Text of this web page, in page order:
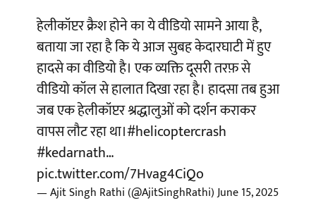
हेलीकॉप्टर क्रैश होने का ये वीडियो सामने आया है,
बताया जा रहा है कि ये आज सुबह केदारघाटी में हुए
हादसे का वीडियो है। एक व्यक्ति दूसरी तरफ़ से
वीडियो कॉल से हालात दिखा रहा है। हादसा तब हुआ
जब एक हेलीकॉप्टर श्रद्धालुओं को दर्शन कराकर
वापस लौट रहा था।#helicoptercrash
#kedarnath…
pic.twitter.com/7Hvag4CiQo
— Ajit Singh Rathi (@AjitSinghRathi)June 15, 2025